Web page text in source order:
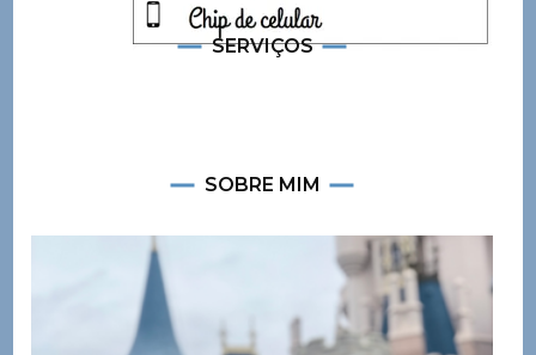
SERVIÇOS
SOBRE MIM